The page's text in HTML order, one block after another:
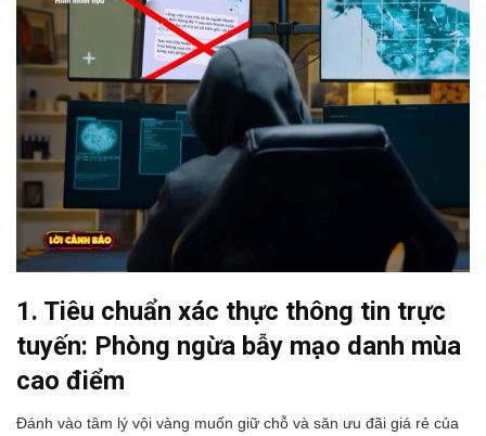
1. Tiêu chuẩn xác thực thông tin trực
tuyến: Phòng ngừa bẫy mạo danh mùa
cao điểm
Đánh vào tâm lý vội vàng muốn giữ chỗ và săn ưu đãi giá rẻ của